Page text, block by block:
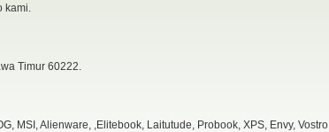
Timur 60222.
MSI, Alienware, ,Elitebook, Laitutude, Probook, XPS, Envy, Vostro.